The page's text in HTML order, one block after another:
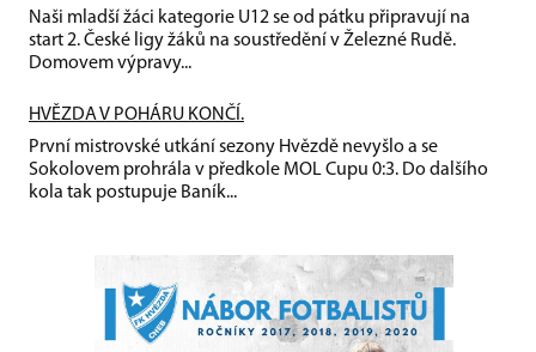
Naši mladší žáci kategorie U12 se od pátku připravují na
start 2. České ligy žáků na soustředění v Železné Rudě.
Domovem výpravy...
HVĚZDA V POHÁRU KONČÍ.
První mistrovské utkání sezony Hvězdě nevyšlo a se
Sokolovem prohrála v předkole MOL Cupu 0:3. Do dalšího
kola tak postupuje Baník...